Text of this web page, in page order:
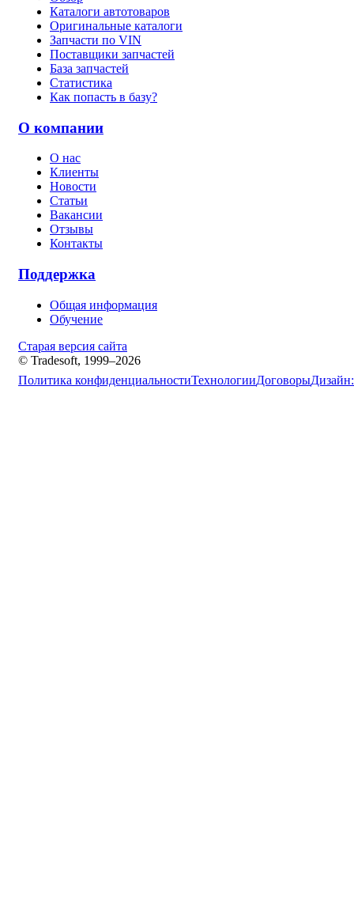
Каталоги автотоваров
Оригинальные каталоги
Запчасти по VIN
Поставщики запчастей
База запчастей
Статистика
Как попасть в базу?
О компании
О нас
Клиенты
Новости
Статьи
Вакансии
Отзывы
Контакты
Поддержка
Общая информация
Обучение
Старая версия сайта
© Tradesoft, 1999–2026
Политика конфиденциальностиТехнологииДоговорыДизайн: